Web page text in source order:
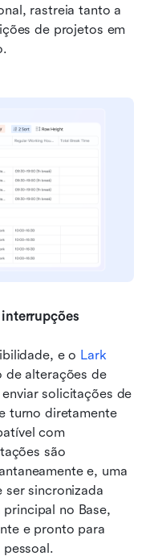
rastreia tanto a
de projetos em
e o Lark
de alterações de
solicitações de
turno diretamente
com
são
e, uma
ser sincronizada
no Base,
e pronto para